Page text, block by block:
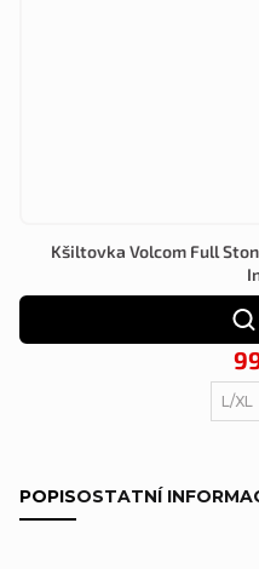
Kšiltovka Volcom Full
L/XL
POPISOSTATNÍ